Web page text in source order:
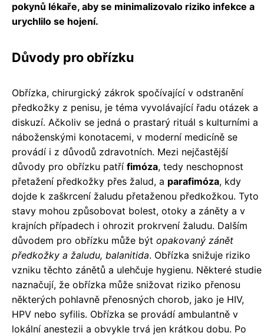
pokynů lékaře, aby se minimalizovalo riziko infekce a
urychlilo se hojení.
Důvody pro obřízku
Obřízka, chirurgický zákrok spočívající v odstranění
předkožky z penisu, je téma vyvolávající řadu otázek a
diskuzí. Ačkoliv se jedná o prastarý rituál s kulturními a
náboženskými konotacemi, v moderní medicíně se
provádí i z důvodů zdravotních. Mezi nejčastější
důvody pro obřízku patří fimóza, tedy neschopnost
přetažení předkožky přes žalud, a parafimóza, kdy
dojde k zaškrcení žaludu přetaženou předkožkou. Tyto
stavy mohou způsobovat bolest, otoky a záněty a v
krajních případech i ohrozit prokrvení žaludu. Dalším
důvodem pro obřízku může být opakovaný zánět
předkožky a žaludu, balanitida. Obřízka snižuje riziko
vzniku těchto zánětů a ulehčuje hygienu. Některé studie
naznačují, že obřízka může snižovat riziko přenosu
některých pohlavně přenosných chorob, jako je HIV,
HPV nebo syfilis. Obřízka se provádí ambulantně v
lokální anestezii a obvykle trvá jen krátkou dobu. Po